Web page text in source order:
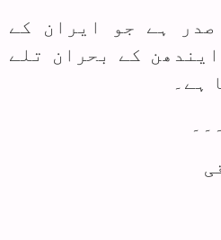
ہے جو ایران کے
کے بحران تلے
ہے۔